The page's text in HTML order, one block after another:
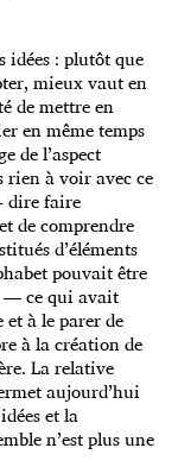
idées : plutôt que
mieux vaut en
de mettre en
en même temps
de l’aspect
rien à voir avec ce
dire faire
de comprendre
d’éléments
pouvait être
— ce qui avait
à le parer de
à la création de
La relative
aujourd’hui
et la
n’est plus une